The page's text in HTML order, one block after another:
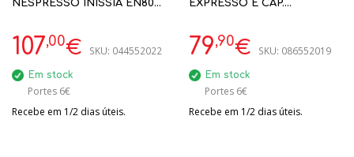
NESPRESSO INISSIA EN80B
107,00€ SKU: 044552022
Em stock
Portes 6€
Recebe em 1/2 dias úteis.
EXPRESSO E CAP.
79,90€ SKU: 086552019
Em stock
Portes 6€
Recebe em 1/2 dias úteis.